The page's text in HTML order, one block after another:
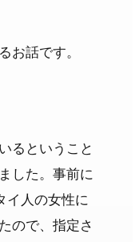
お話です。
るということ
した。事前に
イ人の女性に
ので、指定さ